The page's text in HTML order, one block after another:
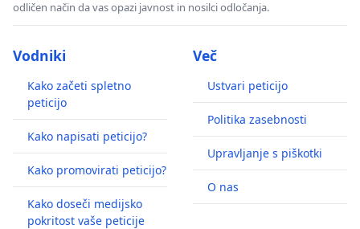
odličen način da vas opazi javnost in nosilci odločanja.
Vodniki
Kako začeti spletno
peticijo
Kako napisati peticijo?
Kako promovirati peticijo?
Kako doseči medijsko
pokritost vaše peticije
Več
Ustvari peticijo
Politika zasebnosti
Upravljanje s piškotki
O nas